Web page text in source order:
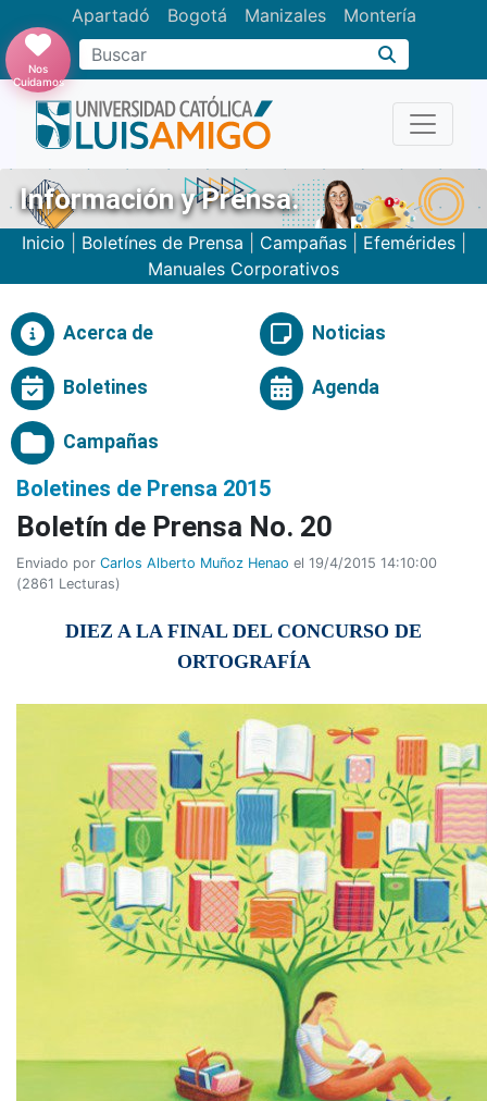
Apartadó Bogotá Manizales Montería
Buscar
Nos
Cuidamos
Información y Prensa.
Inicio Boletínes de Prensa Campañas| Efemérides|
Manuales Corporativos
Acerca de Noticias
Boletines Agenda
Campañas
Boletines de Prensa 2015
Boletí­n de Prensa No. 20
Enviado por Carlos Alberto Muñoz Henao el 19/4/2015 14:10:00
(2861 Lecturas)
DIEZ A LA FINAL DEL CONCURSO DE
ORTOGRAFÍA